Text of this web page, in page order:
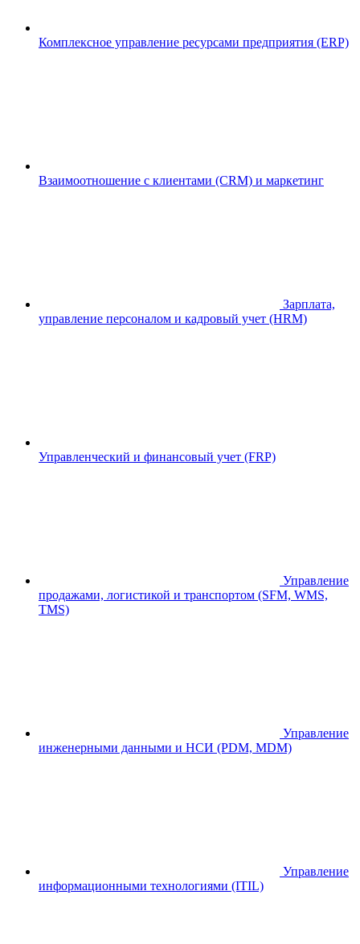
Комплексное управление ресурсами предприятия (ERP)
Взаимоотношение с клиентами (CRM) и маркетинг
Зарплата,
управление персоналом и кадровый учет (HRM)
Управленческий и финансовый учет (FRP)
Управление
продажами, логистикой и транспортом (SFM, WMS,
TMS)
Управление
инженерными данными и НСИ (PDM, MDM)
Управление
информационными технологиями (ITIL)